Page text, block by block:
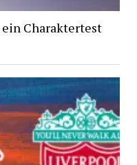
ein Charaktertest